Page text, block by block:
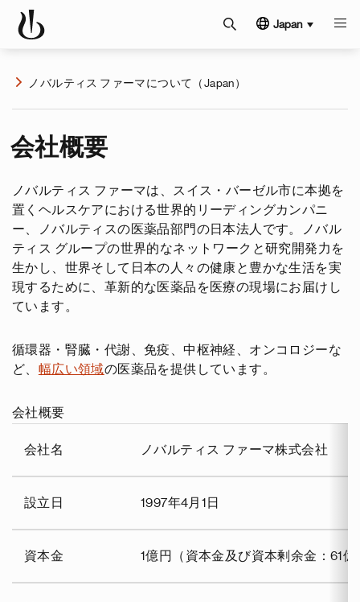
Japan
ノバルティス ファーマについて（Japan）
会社概要
ノバルティス ファーマは、スイス・バーゼル市に本拠を
置くヘルスケアにおける世界的リーディングカンパニ
ー、ノバルティスの医薬品部門の日本法人です。ノバル
ティス グループの世界的なネットワークと研究開発力を
生かし、世界そして日本の人々の健康と豊かな生活を実
現するために、革新的な医薬品を医療の現場にお届けし
ています。
循環器・腎臓・代謝、免疫、中枢神経、オンコロジーな
ど、 幅広い領域の医薬品を提供しています。
会社概要
会社名 ノバルティス ファーマ株式会社
設立日 1997年4月1日
資本金 1億円（資本金及び資本剰余金：61億